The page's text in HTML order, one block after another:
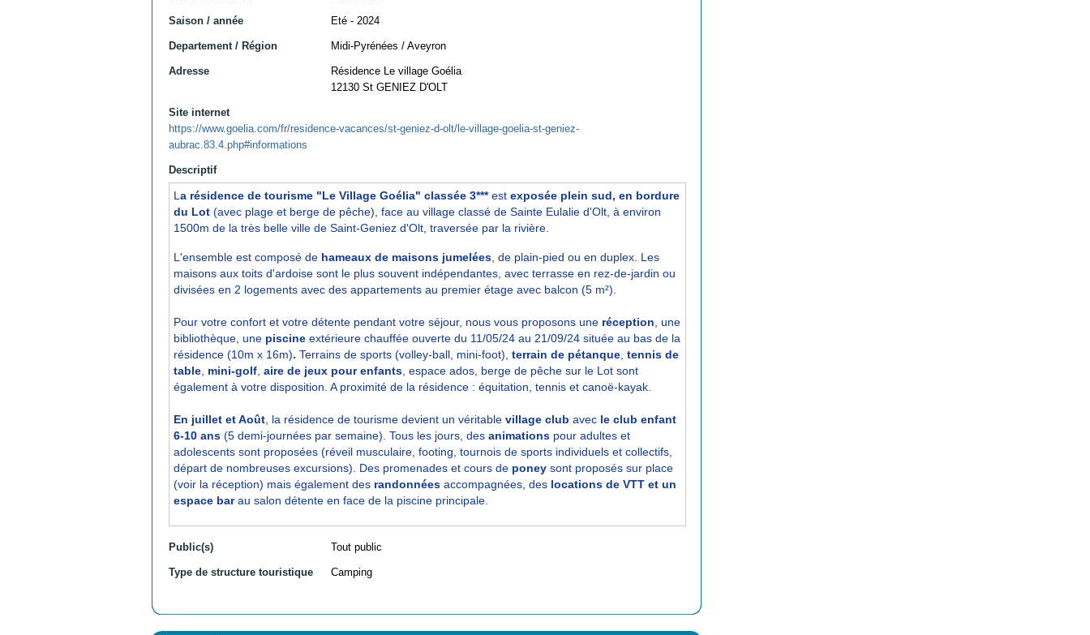
Saison / année Eté - 2024
Departement / Région Midi-Pyrénées / Aveyron
Adresse
Résidence Le village Goélia
12130 St GENIEZ D'OLT
Site internet
https://www.goelia.com/fr/residence-vacances/st-geniez-d-olt/le-village-goelia-st-geniez-
aubrac.83.4.php#informations
Descriptif
L a résidence de tourisme "Le Village Goélia" classée 3***est exposée plein sud, en bordure
du Lot (avec plage et berge de pêche), face au village classé de Sainte Eulalie d'Olt, à environ
1500m de la très belle ville de Saint-Geniez d'Olt, traversée par la rivière.
L'ensemble est composé de hameaux de maisons jumelées , de plain-pied ou en duplex. Les
maisons aux toits d'ardoise sont le plus souvent indépendantes, avec terrasse en rez-de-jardin ou
divisées en 2 logements avec des appartements au premier étage avec balcon (5 m²).
Pour votre confort et votre détente pendant votre séjour, nous vous proposons une réception , une
bibliothèque, une piscine extérieure chauffée ouverte du 11/05/24 au 21/09/24 située au bas de la
résidence (10m x 16m). Terrains de sports (volley-ball, mini-foot), terrain de pétanque tennis de
table mini-golf aire de jeux pour enfants , espace ados, berge de pêche sur le Lot sont
également à votre disposition. A proximité de la résidence : équitation, tennis et canoë-kayak.
En juillet et Août , la résidence de tourisme devient un véritable village club avec le club enfant
6-10 ans (5 demi-journées par semaine). Tous les jours, des animations pour adultes et
adolescents sont proposées (réveil musculaire, footing, tournois de sports individuels et collectifs,
départ de nombreuses excursions). Des promenades et cours de poney sont proposés sur place
(voir la réception) mais également des randonnées accompagnées, des locations de VTT et un
espace barau salon détente en face de la piscine principale.
Public(s) Tout public
Type de structure touristique Camping